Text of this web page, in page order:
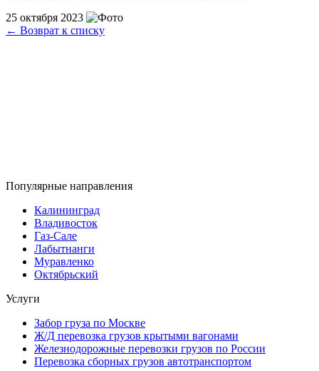
25 октября 2023
← Возврат к списку
Популярные направления
Калининград
Владивосток
Газ-Сале
Лабытнанги
Муравленко
Октябрьский
Услуги
Забор груза по Москве
Ж/Д перевозка грузов крытыми вагонами
Железнодорожные перевозки грузов по России
Перевозка сборных грузов автотранспортом